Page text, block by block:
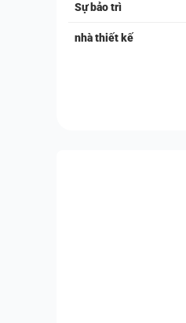
Sự bảo trì
nhà thiết kế